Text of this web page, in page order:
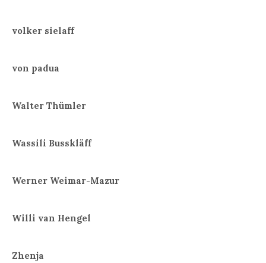
volker sielaff
von padua
Walter Thümler
Wassili Busskläff
Werner Weimar-Mazur
Willi van Hengel
Zhenja